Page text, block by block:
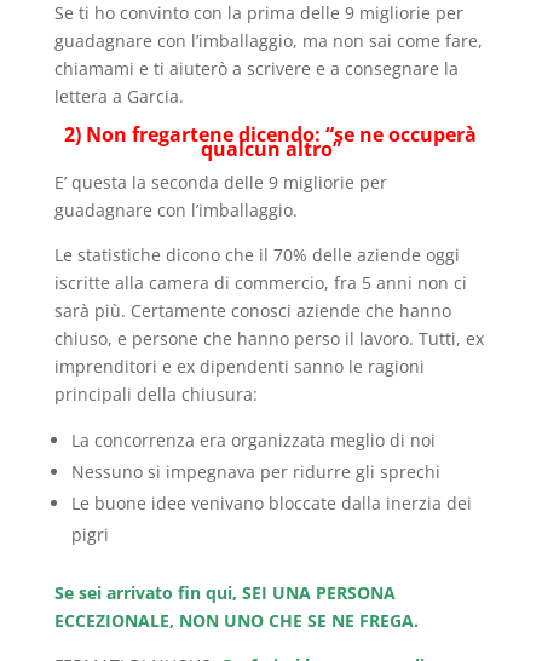
Se ti ho convinto con la prima delle 9 migliorie per
guadagnare con l’imballaggio, ma non sai come fare,
chiamami e ti aiuterò a scrivere e a consegnare la
lettera a Garcia.
2) Non fregartene dicendo: “se ne occuperà
qualcun altro”
E’ questa la seconda delle 9 migliorie per
guadagnare con l’imballaggio.
Le statistiche dicono che il 70% delle aziende oggi
iscritte alla camera di commercio, fra 5 anni non ci
sarà più. Certamente conosci aziende che hanno
chiuso, e persone che hanno perso il lavoro. Tutti, ex
imprenditori e ex dipendenti sanno le ragioni
principali della chiusura:
La concorrenza era organizzata meglio di noi
Nessuno si impegnava per ridurre gli sprechi
Le buone idee venivano bloccate dalla inerzia dei
pigri
Se sei arrivato fin qui, SEI UNA PERSONA
ECCEZIONALE, NON UNO CHE SE NE FREGA.